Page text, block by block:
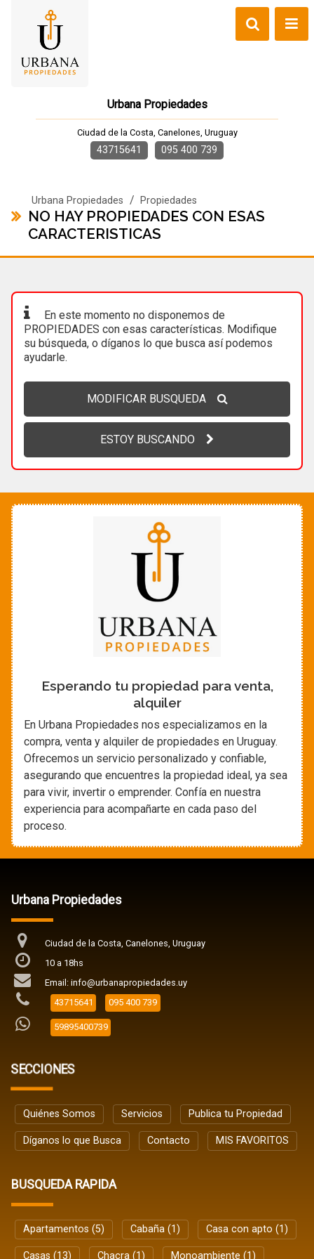
Urbana Propiedades
Ciudad de la Costa, Canelones, Uruguay
43715641 095 400 739
Urbana Propiedades / Propiedades
NO HAY PROPIEDADES CON ESAS
CARACTERISTICAS
En este momento no disponemos de
PROPIEDADES con esas características. Modifique
su búsqueda, o díganos lo que busca así podemos
ayudarle.
MODIFICAR BUSQUEDA
ESTOY BUSCANDO
Esperando tu propiedad para venta,
alquiler
En Urbana Propiedades nos especializamos en la
compra, venta y alquiler de propiedades en Uruguay.
Ofrecemos un servicio personalizado y confiable,
asegurando que encuentres la propiedad ideal, ya sea
para vivir, invertir o emprender. Confía en nuestra
experiencia para acompañarte en cada paso del
proceso.
Urbana Propiedades
Ciudad de la Costa, Canelones, Uruguay
10 a 18hs
Email: info@urbanapropiedades.uy
43715641
095 400 739
59895400739
SECCIONES
Quiénes Somos Servicios Publica tu Propiedad
Díganos lo que Busca Contacto MIS FAVORITOS
BUSQUEDA RAPIDA
Apartamentos (5) Cabaña (1) Casa con apto (1)
Casas (13) Chacra (1) Monoambiente (1)